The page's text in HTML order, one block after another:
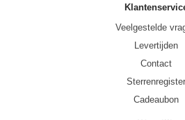
Veelgestelde
Levertijden
Contact
Sterrenregister
Cadeaubon